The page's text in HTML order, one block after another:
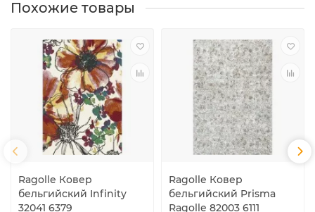
Похожие товары
Ragolle Ковер
бельгийский Infinity
32041 6379
Ragolle Ковер
бельгийский Prisma
Ragolle 82003 6111